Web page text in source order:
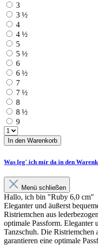
3
3 ½
4
4 ½
5
5 ½
6
6 ½
7
7 ½
8
8 ½
9
In den Warenkorb
Was leg' ich mir da in den
Menü schließen
Hallo, ich bin "Ruby 6,0 cm"
Eleganter und äußerst
Ristriemchen aus
optimale Passform. Eleganter
Tanzschuh. Die Ristriemchen
garantieren eine optimale